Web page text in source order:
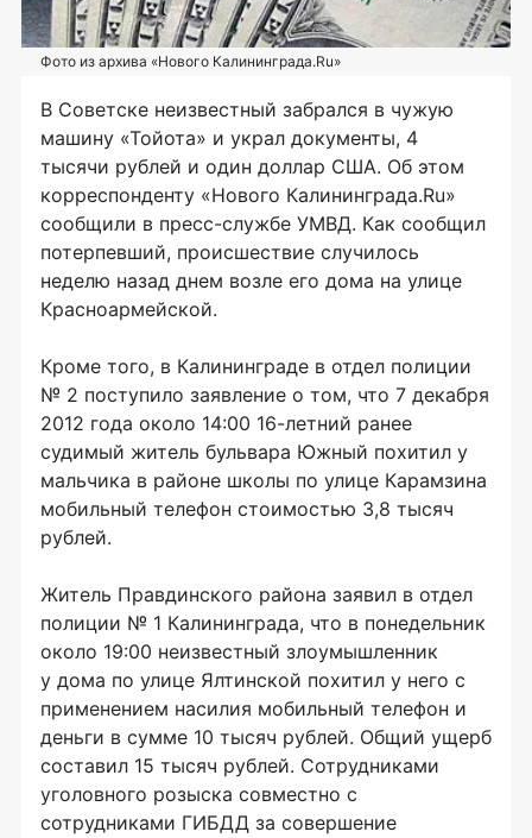
Фото из архива «Нового Калининграда.Ru»
В Советске неизвестный забрался в чужую
машину «Тойота» и украл документы, 4
тысячи рублей и один доллар США. Об этом
корреспонденту «Нового Калининграда.Ru»
сообщили в пресс-службе УМВД. Как сообщил
потерпевший, происшествие случилось
неделю назад днем возле его дома на улице
Красноармейской.
Кроме того, в Калининграде в отдел полиции
№ 2 поступило заявление о том, что 7 декабря
2012 года около 14:00 16-летний ранее
судимый житель бульвара Южный похитил у
мальчика в районе школы по улице Карамзина
мобильный телефон стоимостью 3,8 тысяч
рублей.
Житель Правдинского района заявил в отдел
полиции № 1 Калининграда, что в понедельник
около 19:00 неизвестный злоумышленник
у дома по улице Ялтинской похитил у него с
применением насилия мобильный телефон и
деньги в сумме 10 тысяч рублей. Общий ущерб
составил 15 тысяч рублей. Сотрудниками
уголовного розыска совместно с
сотрудниками ГИБДД за совершение